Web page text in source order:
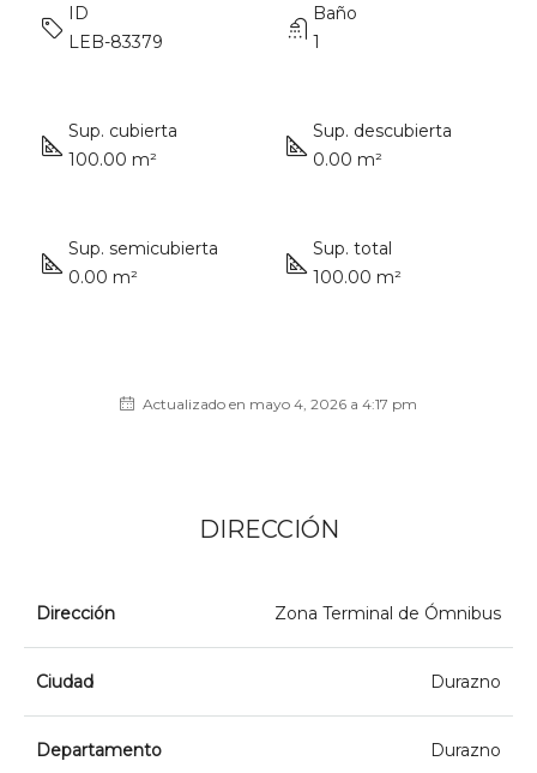
ID
LEB-83379
Baño
1
Sup. cubierta
100.00 m²
Sup. descubierta
0.00 m²
Sup. semicubierta
0.00 m²
Sup. total
100.00 m²
Actualizado en mayo 4, 2026 a 4:17 pm
DIRECCIÓN
Dirección Zona Terminal de Ómnibus
Ciudad Durazno
Departamento Durazno